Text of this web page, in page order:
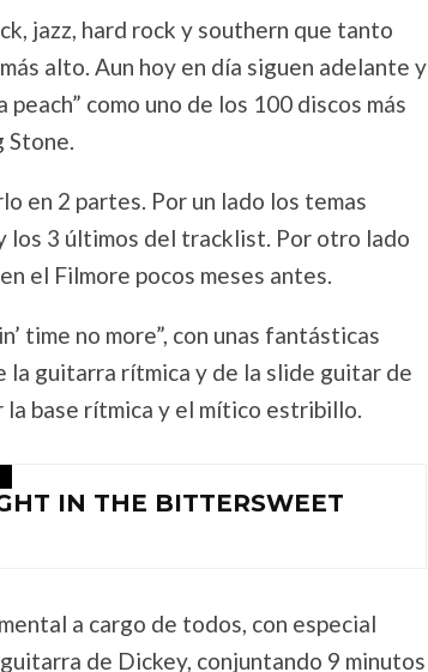
jazz, hard rock y southern que tanto
alto. Aun hoy en día siguen adelante y
como uno de los 100 discos más
Stone.
en 2 partes. Por un lado los temas
los 3 últimos del tracklist. Por otro lado
el Filmore pocos meses antes.
time no more”, con unas fantásticas
la guitarra rítmica y de la slide guitar de
base rítmica y el mítico estribillo.
IN THE BITTERSWEET
a cargo de todos, con especial
de Dickey, conjuntando 9 minutos